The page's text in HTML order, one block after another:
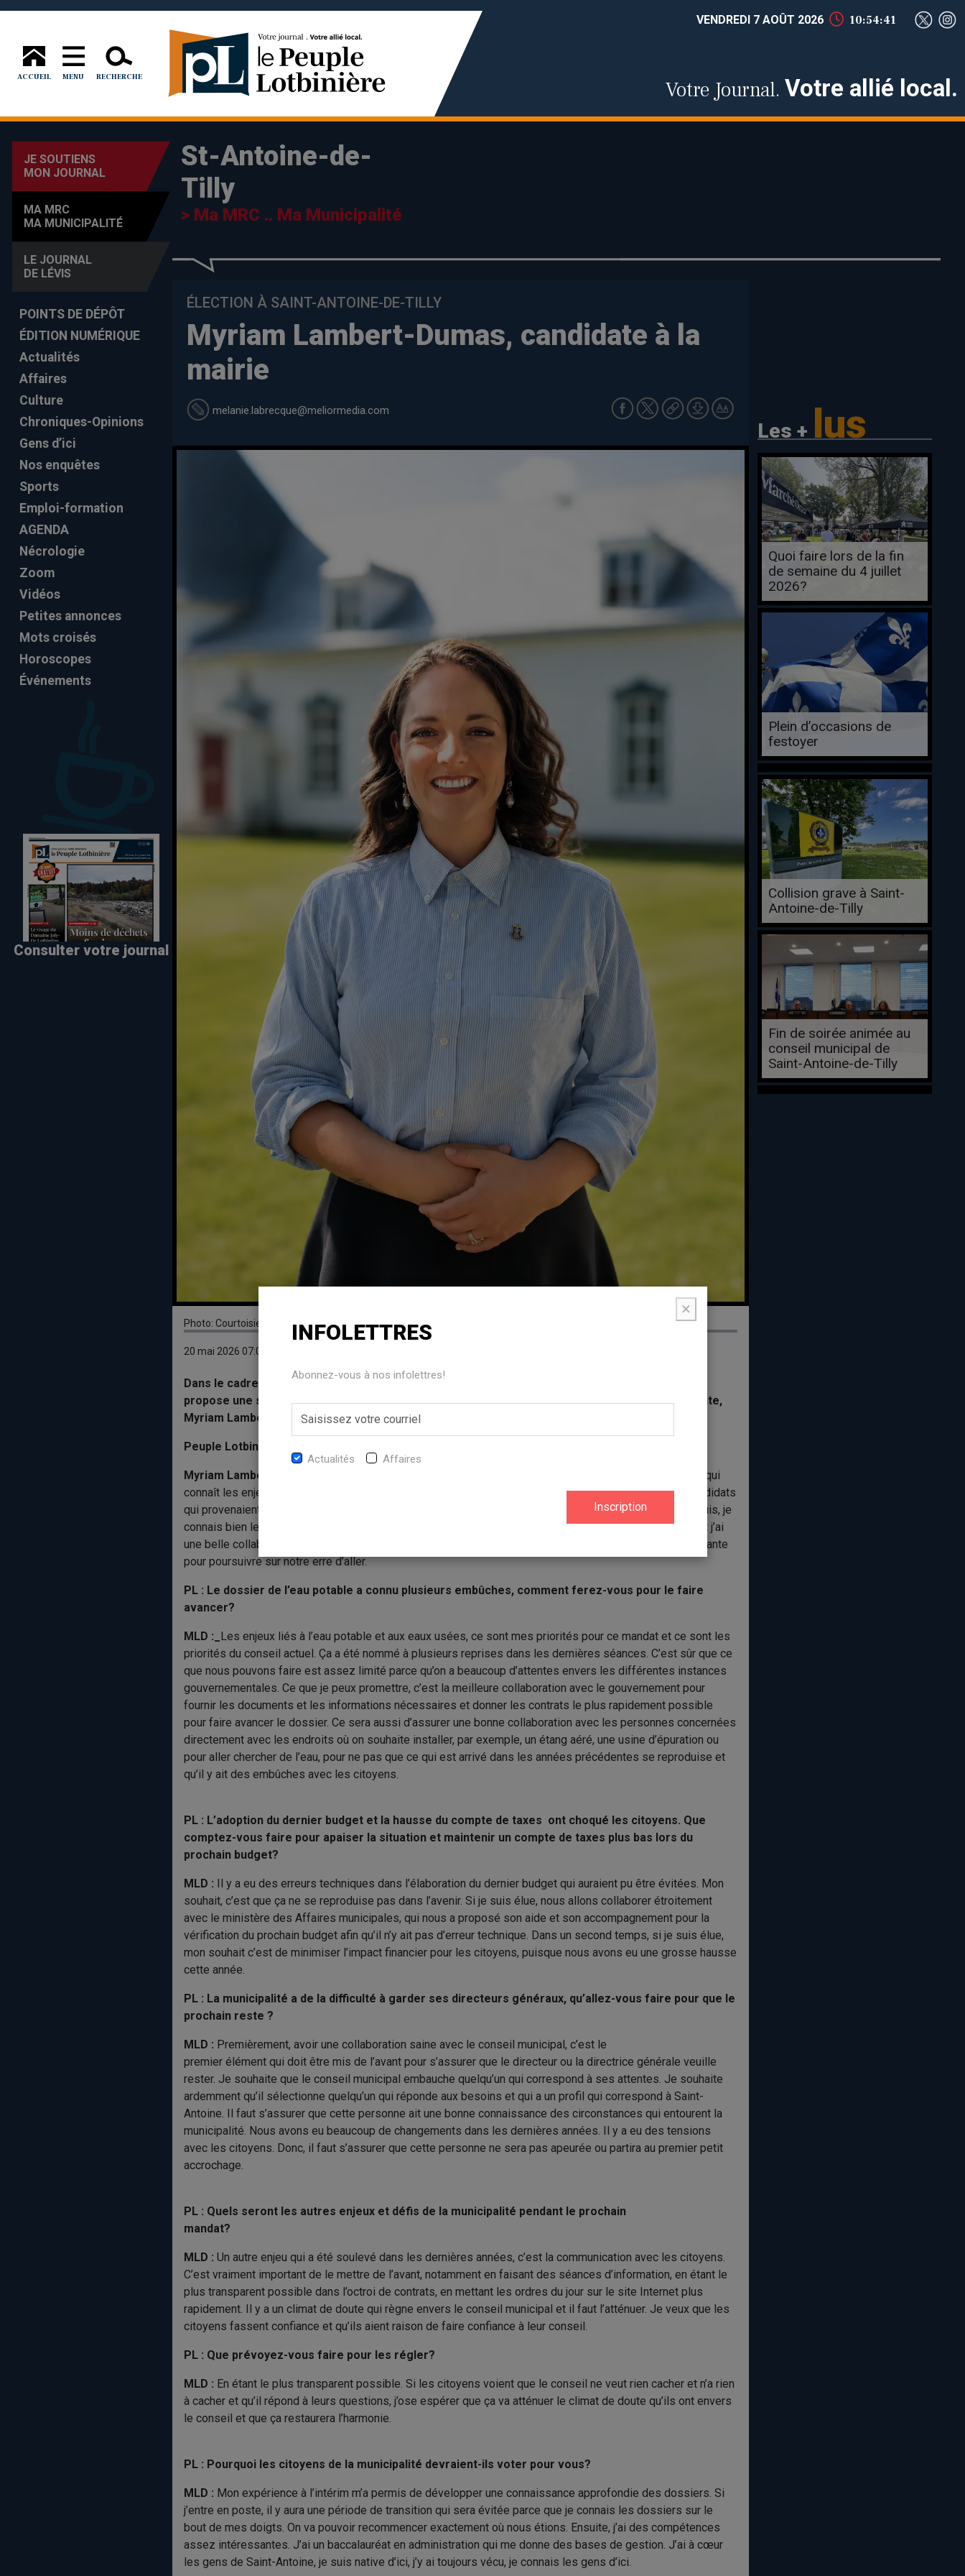
ACCUEIL MENU RECHERCHE
VENDREDI 7 AOÛT 2026 10:54:42
Votre Journal. Votre allié local.
JE SOUTIENS
MON JOURNAL
MA MRC
MA MUNICIPALITÉ
LE JOURNAL
DE LÉVIS
POINTS DE DÉPÔT
ÉDITION NUMÉRIQUE
Actualités
Affaires
Culture
Chroniques-Opinions
Gens d’ici
Nos enquêtes
Sports
Emploi-formation
AGENDA
Nécrologie
Zoom
Vidéos
Petites annonces
Mots croisés
Horoscopes
Événements
Consulter votre journal
St-Antoine-de-
Tilly
> Ma MRC .. Ma Municipalité
ÉLECTION À SAINT-ANTOINE-DE-TILLY
Myriam Lambert-Dumas, candidate à la
mairie
melanie.labrecque@meliormedia.com
Les + lus
Photo: Courtoisie
20 mai 2026 07:00
Dans le cadre de la campagne à la mairie de Saint-Antoine-de-Tilly, Le Peuple Lotbinière vous
propose une série d’entrevues avec les candidats à la mairie. La candidate et conseillère sortante,
Myriam Lambert-Dumas, a répondu à nos questions.
Peuple Lotbinière (PL) :_Pourquoi avez-vous décidé de poser votre candidature ?
Myriam Lambert-Duamas (MLD) :_
Je crois que la municipalité mérite d’avoir une personne à la mairie qui
connaît les enjeux actuels et qui a envie de la faire progresser. Ma crainte, c’était que si on avait des candidats
qui provenaient d’anciens mandats, la municipalité ne pourrait pas progresser autant qu’on le souhaite. Puis, je
connais bien les dossiers actuels, j’ai une expérience concrète à l’intérim depuis les dernières années et j’ai
une belle collaboration avec le conseil en place. Je me suis dit que ma candidature pourrait être intéressante
pour poursuivre sur notre erre d’aller.
PL : Le dossier de l’eau potable a connu plusieurs embûches, comment ferez-vous pour le faire
avancer?
MLD :_ Les enjeux liés à l’eau potable et aux eaux usées, ce sont mes priorités pour ce mandat et ce sont les
priorités du conseil actuel. Ça a été nommé à plusieurs reprises dans les dernières séances. C’est sûr que ce
que nous pouvons faire est assez limité parce qu’on a beaucoup d’attentes envers les différentes instances
gouvernementales. Ce que je peux promettre, c’est la meilleure collaboration avec le gouvernement pour
fournir les documents et les informations nécessaires et donner les contrats le plus rapidement possible
pour faire avancer le dossier. Ce sera aussi d’assurer une bonne collaboration avec les personnes concernées
directement avec les endroits où on souhaite installer, par exemple, un étang aéré, une usine d’épuration ou
pour aller chercher de l’eau, pour ne pas que ce qui est arrivé dans les années précédentes se reproduise et
qu’il y ait des embûches avec les citoyens.
PL : L’adoption du dernier budget et la hausse du compte de taxes ont choqué les citoyens. Que
comptez-vous faire pour apaiser la situation et maintenir un compte de taxes plus bas lors du
prochain budget?
MLD : Il y a eu des erreurs techniques dans l’élaboration du dernier budget qui auraient pu être évitées. Mon
souhait, c’est que ça ne se reproduise pas dans l’avenir. Si je suis élue, nous allons collaborer étroitement
avec le ministère des Affaires municipales, qui nous a proposé son aide et son accompagnement pour la
vérification du prochain budget afin qu’il n’y ait pas d’erreur technique. Dans un second temps, si je suis élue,
mon souhait c’est de minimiser l’impact financier pour les citoyens, puisque nous avons eu une grosse hausse
cette année.
PL : La municipalité a de la difficulté à garder ses directeurs généraux, qu’allez-vous faire pour que le
prochain reste ?
MLD : Premièrement, avoir une collaboration saine avec le conseil municipal, c’est le
premier élément qui doit être mis de l’avant pour s’assurer que le directeur ou la directrice générale veuille
rester. Je souhaite que le conseil municipal embauche quelqu’un qui correspond à ses attentes. Je souhaite
ardemment qu’il sélectionne quelqu’un qui réponde aux besoins et qui a un profil qui correspond à Saint-
Antoine. Il faut s’assurer que cette personne ait une bonne connaissance des circonstances qui entourent la
municipalité. Nous avons eu beaucoup de changements dans les dernières années. Il y a eu des tensions
avec les citoyens. Donc, il faut s’assurer que cette personne ne sera pas apeurée ou partira au premier petit
accrochage.
PL : Quels seront les autres enjeux et défis de la municipalité pendant le prochain
mandat?
MLD : Un autre enjeu qui a été soulevé dans les dernières années, c’est la communication avec les citoyens.
C’est vraiment important de le mettre de l’avant, notamment en faisant des séances d’information, en étant le
plus transparent possible dans l’octroi de contrats, en mettant les ordres du jour sur le site Internet plus
rapidement. Il y a un climat de doute qui règne envers le conseil municipal et il faut l’atténuer. Je veux que les
citoyens fassent confiance et qu’ils aient raison de faire confiance à leur conseil.
PL : Que prévoyez-vous faire pour les régler?
MLD : En étant le plus transparent possible. Si les citoyens voient que le conseil ne veut rien cacher et n’a rien
à cacher et qu’il répond à leurs questions, j’ose espérer que ça va atténuer le climat de doute qu’ils ont envers
le conseil et que ça restaurera l’harmonie.
PL : Pourquoi les citoyens de la municipalité devraient-ils voter pour vous?
MLD : Mon expérience à l’intérim m’a permis de développer une connaissance approfondie des dossiers. Si
j’entre en poste, il y aura une période de transition qui sera évitée parce que je connais les dossiers sur le
bout de mes doigts. On va pouvoir recommencer exactement où nous étions. Ensuite, j’ai des compétences
assez intéressantes. J’ai un baccalauréat en administration qui me donne des bases de gestion. J’ai à cœur
les gens de Saint-Antoine, je suis native d’ici, j’y ai toujours vécu, je connais les gens d’ici.
Quoi faire lors de la fin
de semaine du 4 juillet
2026?
Plein d’occasions de
festoyer
Collision grave à Saint-
Antoine-de-Tilly
Fin de soirée animée au
conseil municipal de
Saint-Antoine-de-Tilly
INFOLETTRES
×
Abonnez-vous à nos infolettres!
Actualités Affaires